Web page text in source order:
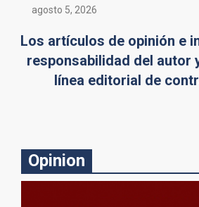
agosto 5, 2026
Los artículos de opinión e
responsabilidad del autor
línea editorial de
Opinion